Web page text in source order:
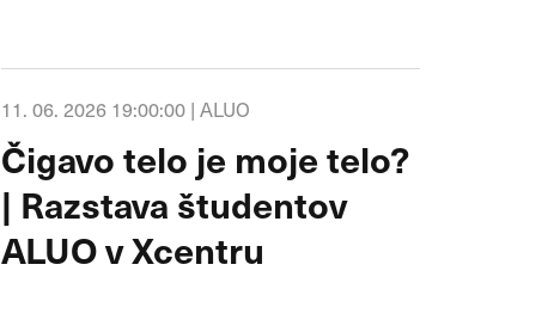
11. 06. 2026 19:00:00 | ALUO
Čigavo telo je moje telo?
| Razstava študentov
ALUO v Xcentru